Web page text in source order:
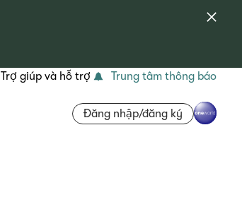
Trợ giúp và hỗ trợ Trung tâm thông báo
Đăng nhập/đăng ký